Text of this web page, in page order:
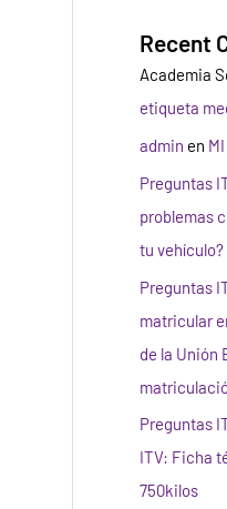
Recent
Academia
etiqueta
admin en
Preguntas
problemas
tu vehículo?
Preguntas
matricular
de la Unión
Preguntas
ITV: Ficha
750kilos